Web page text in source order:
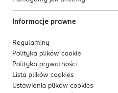
Informacje prawne
Regulaminy
Polityka plików cookie
Polityka prywatności
Lista plików cookies
Ustawienia plików cookies